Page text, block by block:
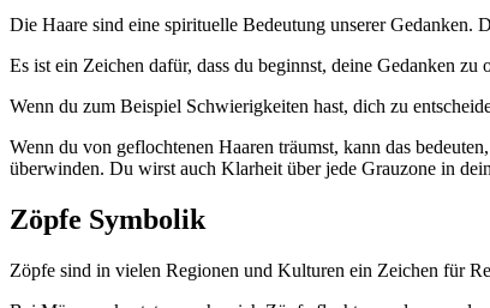
Die Haare sind eine spirituelle Bedeutung unserer Gedanken.
Es ist ein Zeichen dafür, dass du beginnst, deine Gedanken zu
Wenn du zum Beispiel Schwierigkeiten hast, dich zu
Wenn du von geflochtenen Haaren träumst, kann das
überwinden. Du wirst auch Klarheit über jede Grauzone in
Zöpfe Symbolik
Zöpfe sind in vielen Regionen und Kulturen ein Zeichen für